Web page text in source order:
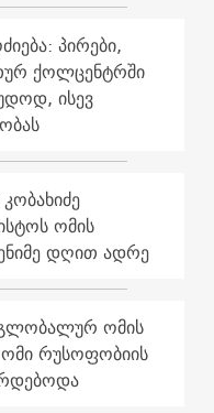
პირები,
ქოლცენტრში
ისევ
ომის
დღით ადრე
ომის
ომი რუსოფობიის